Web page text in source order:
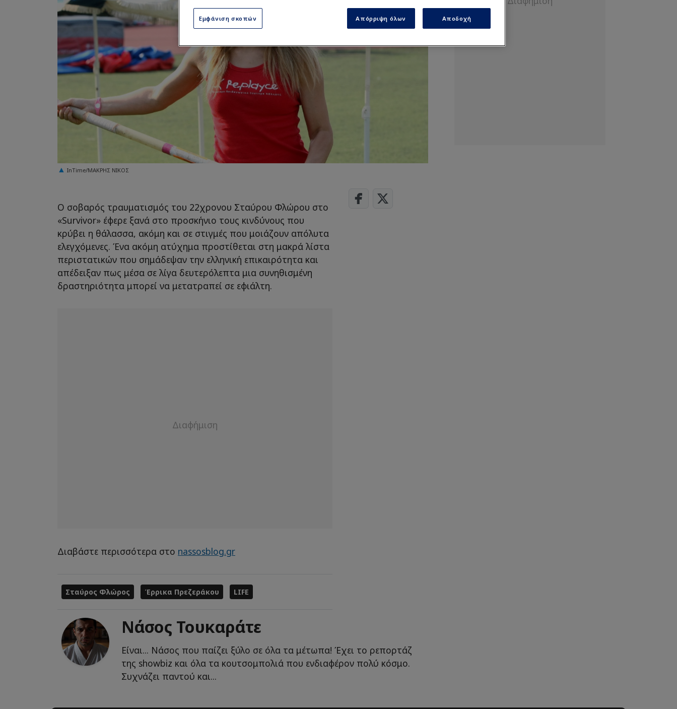
InTime/ΜΑΚΡΗΣ ΝΙΚΟΣ
Ο σοβαρός τραυματισμός του 22χρονου Σταύρου Φλώρου στο
«Survivor» έφερε ξανά στο προσκήνιο τους κινδύνους που
κρύβει η θάλασσα, ακόμη και σε στιγμές που μοιάζουν απόλυτα
ελεγχόμενες. Ένα ακόμη ατύχημα προστίθεται στη μακρά λίστα
περιστατικών που σημάδεψαν την ελληνική επικαιρότητα και
απέδειξαν πως μέσα σε λίγα δευτερόλεπτα μια συνηθισμένη
δραστηριότητα μπορεί να μετατραπεί σε εφιάλτη.
Διαβάστε περισσότερα στο nassosblog.gr
Σταύρος Φλώρος Έρρικα Πρεζεράκου LIFE
Νάσος Τουκαράτε
Είναι... Νάσος που παίζει ξύλο σε όλα τα μέτωπα! Έχει το ρεπορτάζ
της showbiz και όλα τα κουτσομπολιά που ενδιαφέρον πολύ κόσμο.
Συχνάζει παντού και...
Εμφάνιση σκοπών Απόρριψη όλων Αποδοχή